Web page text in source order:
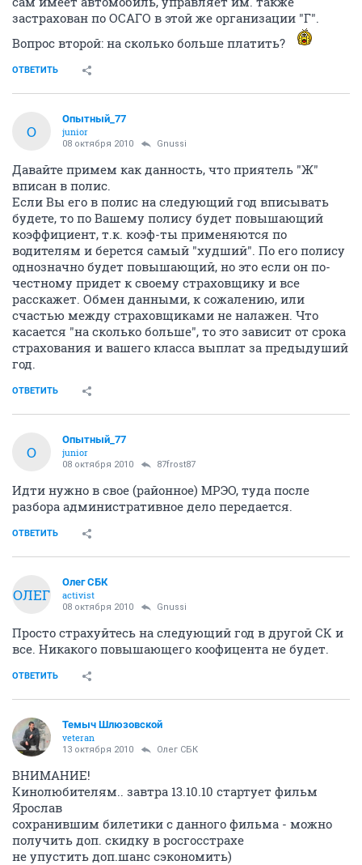
застрахован по ОСАГО в этой же организации "Г".
Вопрос второй: на сколько больше платить?
ОТВЕТИТЬ
О
Опытный_77
junior
08 октября 2010 Gnussi
Давайте примем как данность, что приятель "Ж"
вписан в полис.
Если Вы его в полис на следующий год вписывать
будете, то по Вашему полису будет повышающий
коэффициент, т.к. коэф-ты применяются по
водителям и берется самый "худший". По его полису
однозначно будет повышающий, но это если он по-
честному придет к своему страховщику и все
расскажет. Обмен данными, к сожалению, или
счастью между страховщиками не налажен. Что
касается "на сколько больше", то это зависит от срока
страхования и вашего класса выплат за предыдуший
год.
ОТВЕТИТЬ
О
Опытный_77
junior
08 октября 2010 87frost87
Идти нужно в свое (районное) МРЭО, туда после
разбора административное дело передается.
ОТВЕТИТЬ
ОЛЕГ
Олег СБК
activist
08 октября 2010 Gnussi
Просто страхуйтесь на следующий год в другой СК и
все. Никакого повышающего коофицента не будет.
ОТВЕТИТЬ
Темыч Шлюзовской
veteran
13 октября 2010 Олег СБК
ВНИМАНИЕ!
Кинолюбителям.. завтра 13.10.10 стартует фильм
Ярослав
сохранившим билетики с данного фильма - можно
получить доп. скидку в росгосстрахе
не упустить доп.шанс сэкономить)